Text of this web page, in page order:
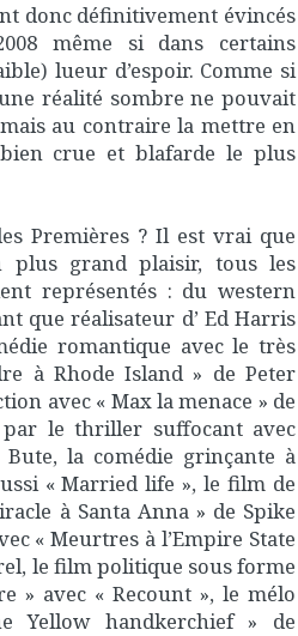
donc définitivement évincés
même si dans certains
lueur d’espoir. Comme si
réalité sombre ne pouvait
au contraire la mettre en
crue et blafarde le plus
Premières ? Il est vrai que
plus grand plaisir, tous les
représentés : du western
que réalisateur d’ Ed Harris
romantique avec le très
à Rhode Island » de Peter
avec « Max la menace » de
par le thriller suffocant avec
la comédie grinçante à
« Married life », le film de
à Santa Anna » de Spike
« Meurtres à l’Empire State
le film politique sous forme
» avec « Recount », le mélo
Yellow handkerchief » de